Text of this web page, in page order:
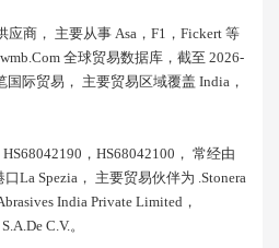
应商， 主要从事 Asa，f1，fickert 等
全球贸易数据库，截至 2026-
国际贸易， 主要贸易区域覆盖 India，
，HS68042100， 常经由
la Spezia， 主要贸易伙伴为 .stonera
India Private Limited，
C.v.。